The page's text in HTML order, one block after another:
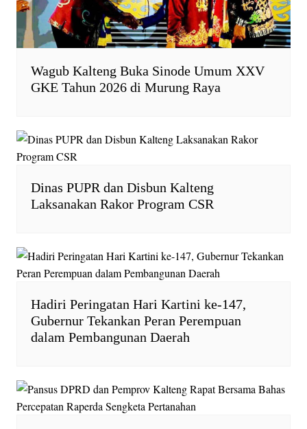
Wagub Kalteng Buka Sinode Umum XXV
GKE Tahun 2026 di Murung Raya
Dinas PUPR dan Disbun Kalteng
Laksanakan Rakor Program CSR
Hadiri Peringatan Hari Kartini ke-147,
Gubernur Tekankan Peran Perempuan
dalam Pembangunan Daerah